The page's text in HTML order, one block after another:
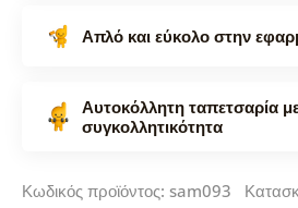
Απλό και εύκολο στην
Αυτοκόλλητη ταπετσαρία
συγκολλητικότητα
Κωδικός προϊόντος: sam093